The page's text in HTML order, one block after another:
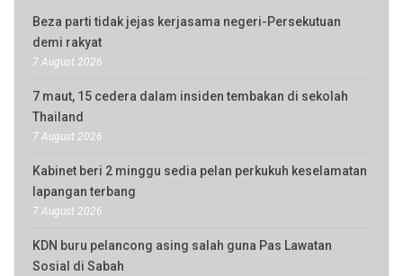
Beza parti tidak jejas kerjasama negeri-Persekutuan
demi rakyat
7 August 2026
7 maut, 15 cedera dalam insiden tembakan di sekolah
Thailand
7 August 2026
Kabinet beri 2 minggu sedia pelan perkukuh keselamatan
lapangan terbang
7 August 2026
KDN buru pelancong asing salah guna Pas Lawatan
Sosial di Sabah